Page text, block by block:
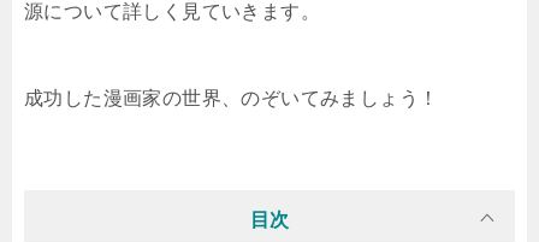
源について詳しく見ていきます。
成功した漫画家の世界、のぞいてみましょう！
目次